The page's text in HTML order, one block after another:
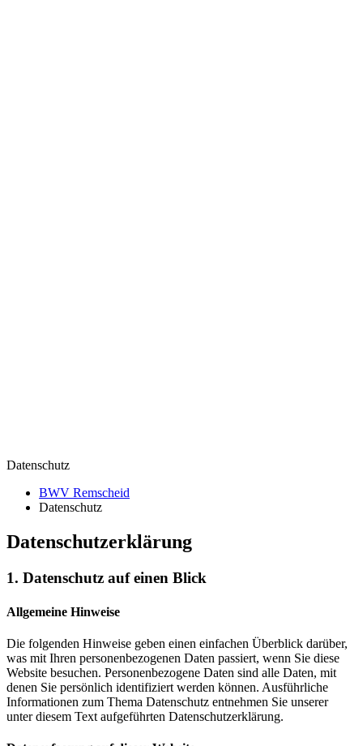
Datenschutz
BWV Remscheid
Datenschutz
Datenschutz­erklärung
1. Datenschutz auf einen Blick
Allgemeine Hinweise
Die folgenden Hinweise geben einen einfachen Überblick darüber,
was mit Ihren personenbezogenen Daten passiert, wenn Sie diese
Website besuchen. Personenbezogene Daten sind alle Daten, mit
denen Sie persönlich identifiziert werden können. Ausführliche
Informationen zum Thema Datenschutz entnehmen Sie unserer
unter diesem Text aufgeführten Datenschutzerklärung.